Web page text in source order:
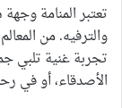
تعتبر المنامة
والترفيه. من
تجربة غنية تلبي
الأصدقاء، أو في